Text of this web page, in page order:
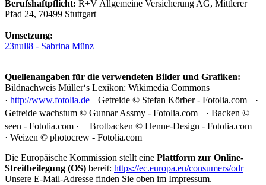
Berufshaftpflicht: R+V Allgemeine Versicherung AG, Mittlerer
Pfad 24, 70499 Stuttgart
Umsetzung:
23null8 - Sabrina Münz
Quellenangaben für die verwendeten Bilder und Grafiken:
Bildnachweis Müller‘s Lexikon: Wikimedia Commons
· http://www.fotolia.de Getreide © Stefan Körber - Fotolia.com ·
Getreide wachstum © Gunnar Assmy - Fotolia.com · Backen ©
seen - Fotolia.com · Brotbacken © Henne-Design - Fotolia.com
· Weizen © photocrew - Fotolia.com
Die Europäische Kommission stellt eine Plattform zur Online-
Streitbeilegung (OS) bereit: https://ec.europa.eu/consumers/odr
Unsere E-Mail-Adresse finden Sie oben im Impressum.